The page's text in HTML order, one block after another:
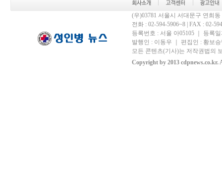
(우)03781 서울시 서대문구 연희
전화 : 02-594-5906~8 | FAX : 02-
등록번호 : 서울 아05105 ｜ 등록
발행인 : 이동우 ｜ 편집인 : 황보
모든 콘텐츠(기사)는 저작권법의
Copyright by 2013 cdpnews.co.kr.